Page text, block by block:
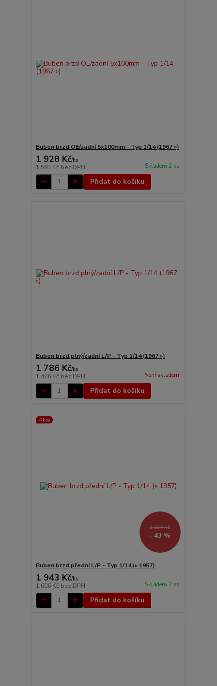
Buben brzd OE/zadní 5x100mm - Typ 1/14 (1967 »)
1 928 Kč/ks
1 593 Kč bez DPH Skladem 2 ks
Přidat do košíku
Buben brzd plný/zadní L/P - Typ 1/14 (1967 »)
1 786 Kč/ks
1 476 Kč bez DPH Není skladem
Přidat do košíku
Akce
3 397 Kč
- 43 %
Buben brzd přední L/P - Typ 1/14 (» 1957)
1 943 Kč/ks
1 606 Kč bez DPH Skladem 2 ks
Přidat do košíku